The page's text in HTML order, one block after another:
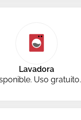
Lavadora
Uso gratuito.